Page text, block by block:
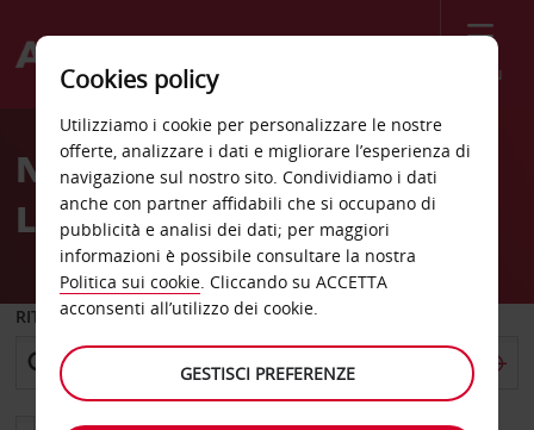
Menù
Welcome
AvisNoleggio auto Bodoe
Leasing
RITIRO DA
Cookies policy
Utilizziamo i cookie per personalizzare le nostre
offerte, analizzare i dati e migliorare l’esperienza di
navigazione sul nostro sito. Condividiamo i dati
anche con partner affidabili che si occupano di
pubblicità e analisi dei dati; per maggiori
informazioni è possibile consultare la nostra
Politica sui cookie. Cliccando su ACCETTA
acconsenti all’utilizzo dei cookie.
GESTISCI PREFERENZE